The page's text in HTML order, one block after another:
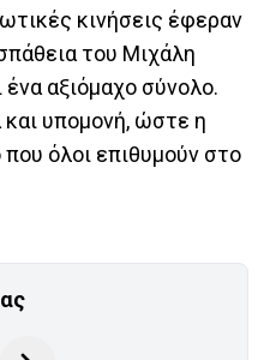
κινήσεις έφεραν
του Μιχάλη
αξιόμαχο σύνολο.
και υπομονή, ώστε η
όλοι επιθυμούν στο